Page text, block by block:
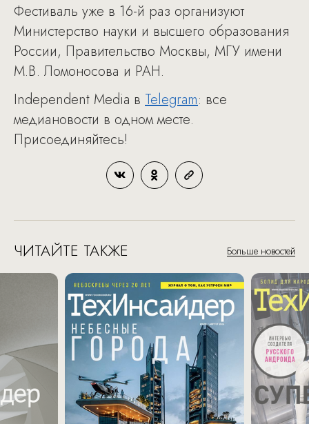
Фестиваль уже в 16-й раз организуют
Министерство науки и высшего образования
России, Правительство Москвы, МГУ имени
М.В. Ломоносова и РАН.
Independent Media в Telegram: все
медиановости в одном месте.
Присоединяйтесь!
ЧИТАЙТЕ ТАКЖЕ Больше новостей